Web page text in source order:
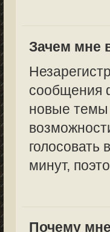
Зачем мне
сообщения
новые темы
голосовать
минут,
Почему